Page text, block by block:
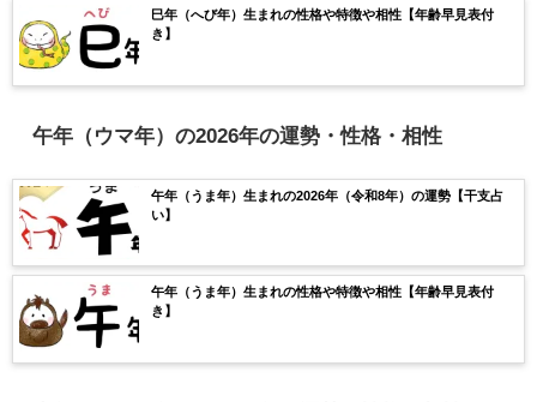
巳年（へび年）生まれの性格や特徴や相性【年齢早見表付
き】
午年（ウマ年）の2026年の運勢・性格・相性
午年（うま年）生まれの2026年（令和8年）の運勢【干支占
い】
午年（うま年）生まれの性格や特徴や相性【年齢早見表付
き】